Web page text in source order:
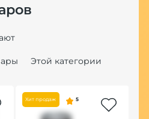
Этой категории
Хит продаж 5